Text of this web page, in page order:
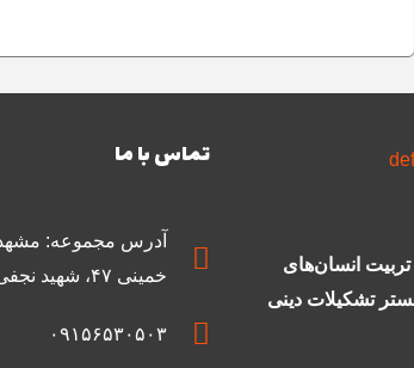
انسان‌های
تشکیلات دینی
تماس با ما
آدرس مجموعه: مشهد،
خمینی ۴۷، شهید نجفی ۵.۶، پلاک ۱۲۲
۰۹۱۵۶۵۳۰۵۰۳